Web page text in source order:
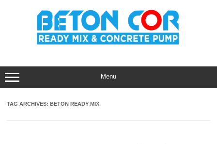
Menu
TAG ARCHIVES: BETON READY MIX